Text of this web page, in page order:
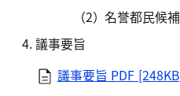
名誉都民候
議事要旨
議事要旨 PDF